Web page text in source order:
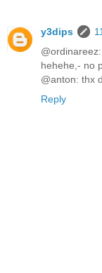
y3dips
hehehe,- no
@anton: thx
Reply